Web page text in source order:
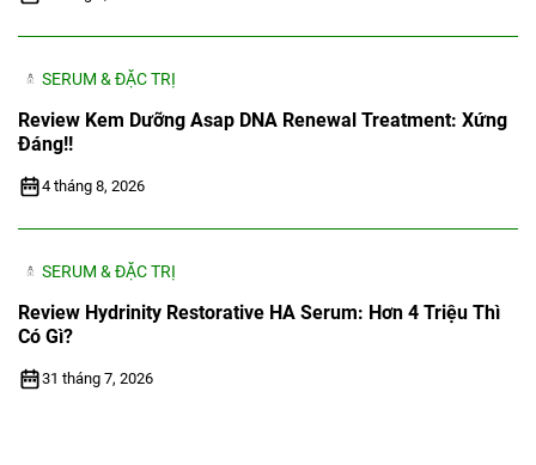
SERUM & ĐẶC TRỊ
Review Kem Dưỡng Asap DNA Renewal Treatment: Xứng
Đáng!!
4 tháng 8, 2026
SERUM & ĐẶC TRỊ
Review Hydrinity Restorative HA Serum: Hơn 4 Triệu Thì
Có Gì?
31 tháng 7, 2026